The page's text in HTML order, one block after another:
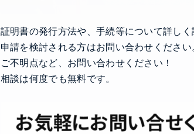
証明書の発行方法や、手続等について詳しく
申請を検討される方はお問い合わせください
ご不明点など、お問い合わせください！
相談は何度でも無料です。